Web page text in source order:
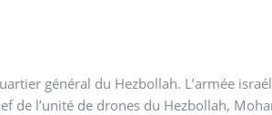
général du Hezbollah. L’armée
de l’unité de drones du Hezbollah,